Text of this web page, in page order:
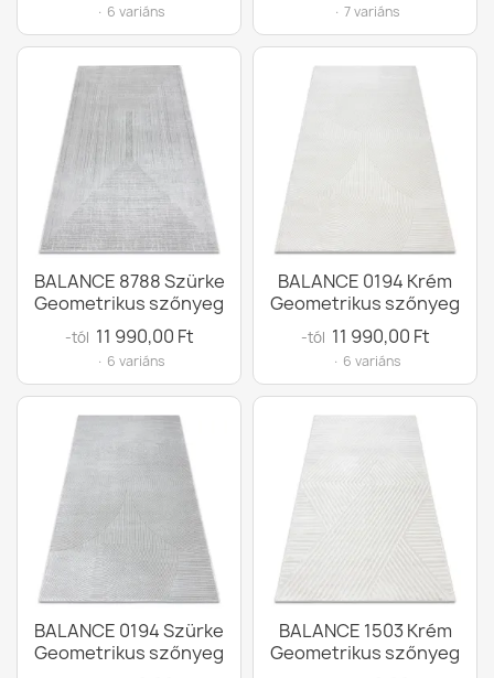
· 6 variáns · 7 variáns
BALANCE 8788 Szürke
Geometrikus szőnyeg
-tól 11 990,00 Ft
· 6 variáns
BALANCE 0194 Krém
Geometrikus szőnyeg
-tól 11 990,00 Ft
· 6 variáns
BALANCE 0194 Szürke
Geometrikus szőnyeg
BALANCE 1503 Krém
Geometrikus szőnyeg